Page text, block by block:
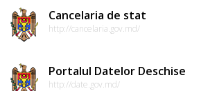
Cancelaria de stat
http://cancelaria.gov.md/
Portalul Datelor Deschise
http://date.gov.md/